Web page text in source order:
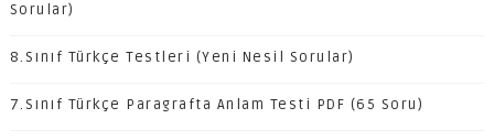
Sorular)
8.Sınıf Türkçe Testleri (Yeni Nesil Sorular)
7.Sınıf Türkçe Paragrafta Anlam Testi PDF (65 Soru)